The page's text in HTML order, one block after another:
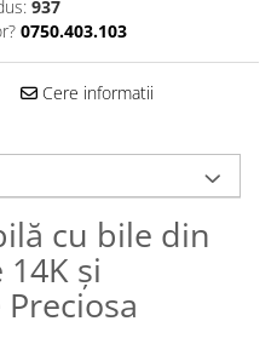
937
0750.403.103
Cere informatii
cu bile din
și